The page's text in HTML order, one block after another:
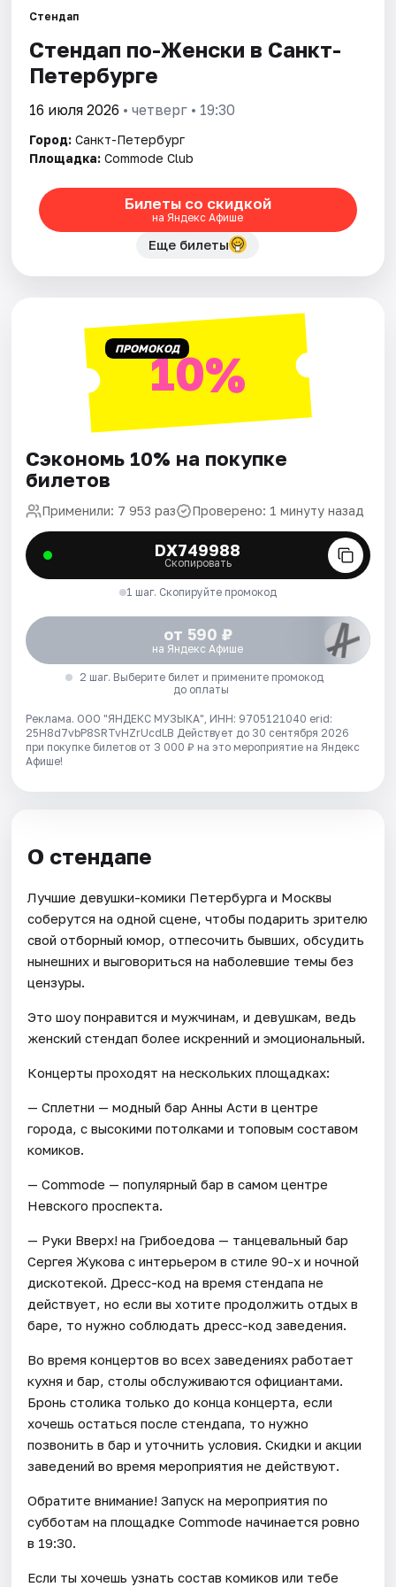
Города
Площадки
Рейтинги
Стендап
Стендап по-Женски в Санкт-
Петербурге
16 июля 2026 • четверг • 19:30
Город: Санкт-Петербург
Площадка: Commode Club
Билеты со скидкой
на Яндекс Афише
Еще билеты
ПРОМОКОД10%
Сэкономь 10% на покупке
билетов
Применили: 7 953 раз Проверено: 1 минуту назад
DX749988
Скопировать
1 шаг. Скопируйте промокод
от 590 ₽
на Яндекс Афише
2 шаг. Выберите билет и примените промокод
до оплаты
Реклама. ООО "ЯНДЕКС МУЗЫКА", ИНН: 9705121040 erid:
25H8d7vbP8SRTvHZrUcdLB Действует до 30 сентября 2026
при покупке билетов от 3 000 ₽ на это мероприятие на Яндекс
Афише!
О стендапе
Лучшие девушки-комики Петербурга и Москвы
соберутся на одной сцене, чтобы подарить зрителю
свой отборный юмор, отпесочить бывших, обсудить
нынешних и выговориться на наболевшие темы без
цензуры.
Это шоу понравится и мужчинам, и девушкам, ведь
женский стендап более искренний и эмоциональный.
Концерты проходят на нескольких площадках:
— Сплетни — модный бар Анны Асти в центре
города, с высокими потолками и топовым составом
комиков.
— Commode — популярный бар в самом центре
Невского проспекта.
— Руки Вверх! на Грибоедова — танцевальный бар
Сергея Жукова с интерьером в стиле 90-х и ночной
дискотекой. Дресс-код на время стендапа не
действует, но если вы хотите продолжить отдых в
баре, то нужно соблюдать дресс-код заведения.
Во время концертов во всех заведениях работает
кухня и бар, столы обслуживаются официантами.
Бронь столика только до конца концерта, если
хочешь остаться после стендапа, то нужно
позвонить в бар и уточнить условия. Скидки и акции
заведений во время мероприятия не действуют.
Обратите внимание! Запуск на мероприятия по
субботам на площадке Commode начинается ровно
в 19:30.
Если ты хочешь узнать состав комиков или тебе